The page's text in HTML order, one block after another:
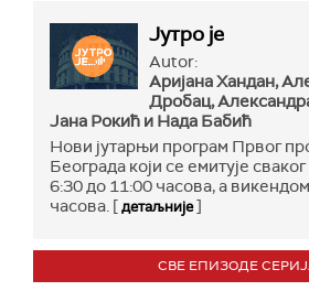
Јутро је
Autor:
Аријана Хандан,
Дробац,
Јана Рокић и Нада Бабић
Нови јутарњи програм Првог
Београда који се емитује
6:30 до 11:00 часова, а
часова. [детаљније]
СВЕ ЕПИЗОДЕ